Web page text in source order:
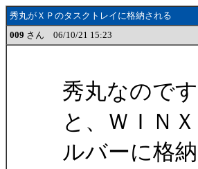
秀丸がＸＰのタスクトレイに格納される
009 さん 06/10/21 15:23
秀丸なので
と、ＷＩＮ
ルバーに格